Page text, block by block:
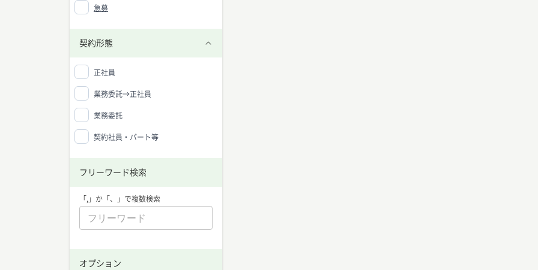
急募
契約形態
正社員
業務委託→正社員
業務委託
契約社員・パート等
フリーワード検索
「,」か「、」で複数検索
オプション